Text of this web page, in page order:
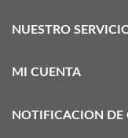
NUESTRO
MI CUENTA
NOTIFICACION DE